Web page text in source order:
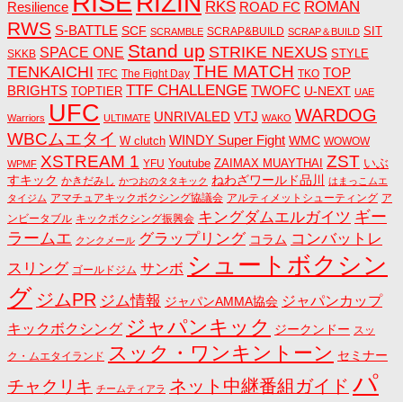
Resilience RKS ROAD FC ROMAN
RWS S-BATTLE SCF SCRAMBLE SCRAP&BUILD SCRAP＆BUILD SIT
SKKB SPACE ONE Stand up STRIKE NEXUS STYLE
TENKAICHI TFC The Fight Day THE MATCH TKO TOP
BRIGHTS TOPTIER TTF CHALLENGE TWOFC U-NEXT UAE
Warriors UFC ULTIMATE UNRIVALED VTJ WAKO WARDOG
WBCムエタイ W clutch WINDY Super Fight WMC WOWOW
WPMF XSTREAM 1 YFU Youtube ZAIMAX MUAYTHAI ZST いぶ
すキック かきだみし かつおのタタキック ねわざワールド品川
はまっこムエ
タイジム アマチュアキックボクシング協議会 アルティメットシューティング ア
ンビータブル キックボクシング振興会 キングダムエルガイツ ギー
ラームエ クンクメール グラップリング コラム コンバットレ
スリング ゴールドジム サンボ シュートボクシン
グ ジムPR ジム情報 ジャパンAMMA協会 ジャパンカップ
キックボクシング ジャパンキック ジークンドー スッ
ク・ムエタイランド スック・ワンキントーン セミナー
チャクリキ チームティアラ ネット中継番組ガイド パ